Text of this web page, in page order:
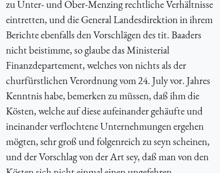
zu Unter- und Ober-Menzing rechtliche Verhältnisse
eintretten, und die General Landesdirektion in ihrem
Berichte ebenfalls den Vorschlägen des tit. Baaders
nicht beistimme, so glaube das Ministerial
Finanzdepartement, welches von nichts als der
churfürstlichen Verordnung vom 24. July vor. Jahres
Kenntnis habe, bemerken zu müssen, daß ihm die
Kösten, welche auf diese aufeinander gehäufte und
ineinander verflochtene Unternehmungen ergehen
mögten, sehr groß und folgenreich zu seyn scheinen,
und der Vorschlag von der Art sey, daß man von den